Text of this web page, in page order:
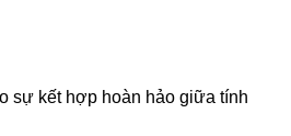
sự kết hợp hoàn hảo giữa tính